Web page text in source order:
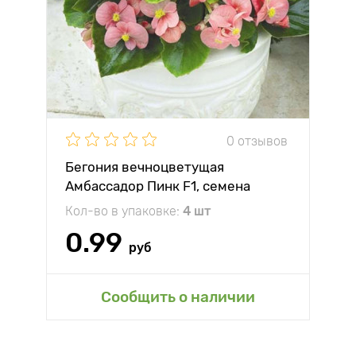
0 отзывов
Бегония вечноцветущая
Амбассадор Пинк F1, семена
Кол-во в упаковке: 4 шт
0.99 руб
Сообщить о наличии